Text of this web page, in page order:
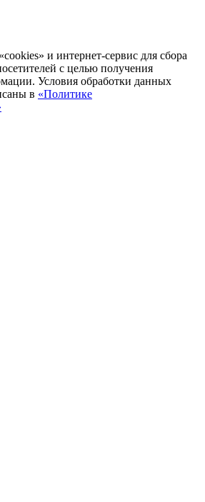
и интернет-сервис для сбора
с целью получения
Условия обработки данных
в «Политике